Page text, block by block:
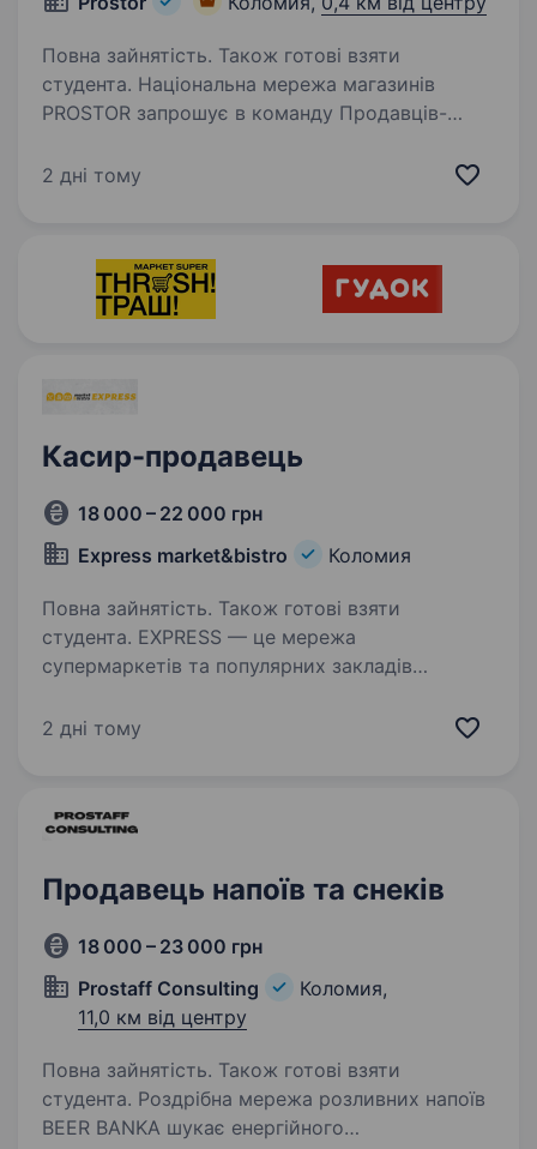
Повна зайнятість. Також готові взяти
студента. Національна мережа магазинів
PROSTOR запрошує в команду Продавців-
допомагати нашим покупцям обирати
2 дні тому
Касир-продавець
18 000 – 22 000 грн
Express market&bistro
Коломия
Повна зайнятість. Також готові взяти
студента. EXPRESS — це мережа
супермаркетів та популярних закладів
виробництвом, якість якого цінують наші
та створює…
2 дні тому
Продавець напоїв та снеків
18 000 – 23 000 грн
Prostaff Consulting
Коломия,
11,0 км від центру
Повна зайнятість. Також готові взяти
студента. Роздрібна мережа розливних напоїв
BEER BANKA шукає енергійного